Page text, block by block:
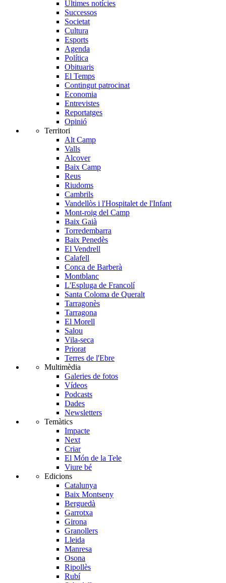
Últimes notícies
Successos
Societat
Cultura
Esports
Agenda
Política
Obituaris
El Temps
Contingut patrocinat
Economia
Entrevistes
Reportatges
Opinió
Territori
Alt Camp
Valls
Alcover
Baix Camp
Reus
Riudoms
Cambrils
Vandellòs i l'Hospitalet de l'Infant
Mont-roig del Camp
Baix Gaià
Torredembarra
Baix Penedès
El Vendrell
Calafell
Conca de Barberà
Montblanc
L'Espluga de Francolí
Santa Coloma de Queralt
Tarragonès
Tarragona
El Morell
Salou
Vila-seca
Priorat
Terres de l'Ebre
Multimèdia
Galeries de fotos
Vídeos
Podcasts
Dades
Newsletters
Temàtics
Impacte
Next
Criar
El Món de la Tele
Viure bé
Edicions
Catalunya
Baix Montseny
Berguedà
Garrotxa
Girona
Granollers
Lleida
Manresa
Osona
Ripollès
Rubí